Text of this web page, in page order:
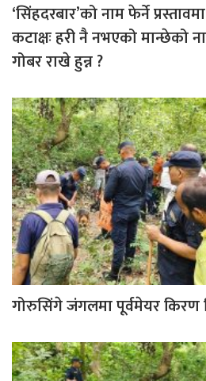
‘सिंहदरबार’को नाम फेर्ने
कटाक्षः हरी नै नभएको मान्छेको
गोबर राखे हुन्न ?
गोरुसिंगे जंगलमा पूर्वमेयर